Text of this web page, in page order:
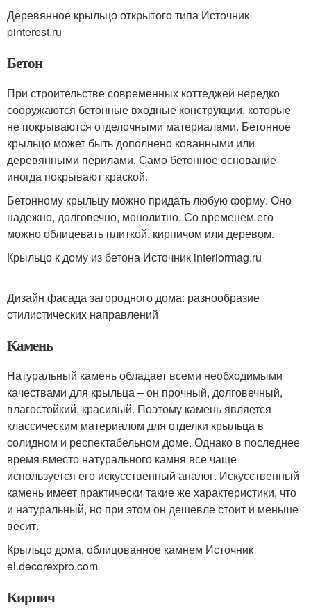
Деревянное крыльцо открытого типа Источник
pinterest.ru
Бетон
При строительстве современных коттеджей нередко
сооружаются бетонные входные конструкции, которые
не покрываются отделочными материалами. Бетонное
крыльцо может быть дополнено кованными или
деревянными перилами. Само бетонное основание
иногда покрывают краской.
Бетонному крыльцу можно придать любую форму. Оно
надежно, долговечно, монолитно. Со временем его
можно облицевать плиткой, кирпичом или деревом.
Крыльцо к дому из бетона Источник interiormag.ru
Дизайн фасада загородного дома: разнообразие
стилистических направлений
Камень
Натуральный камень обладает всеми необходимыми
качествами для крыльца – он прочный, долговечный,
влагостойкий, красивый. Поэтому камень является
классическим материалом для отделки крыльца в
солидном и респектабельном доме. Однако в последнее
время вместо натурального камня все чаще
используется его искусственный аналог. Искусственный
камень имеет практически такие же характеристики, что
и натуральный, но при этом он дешевле стоит и меньше
весит.
Крыльцо дома, облицованное камнем Источник
el.decorexpro.com
Кирпич